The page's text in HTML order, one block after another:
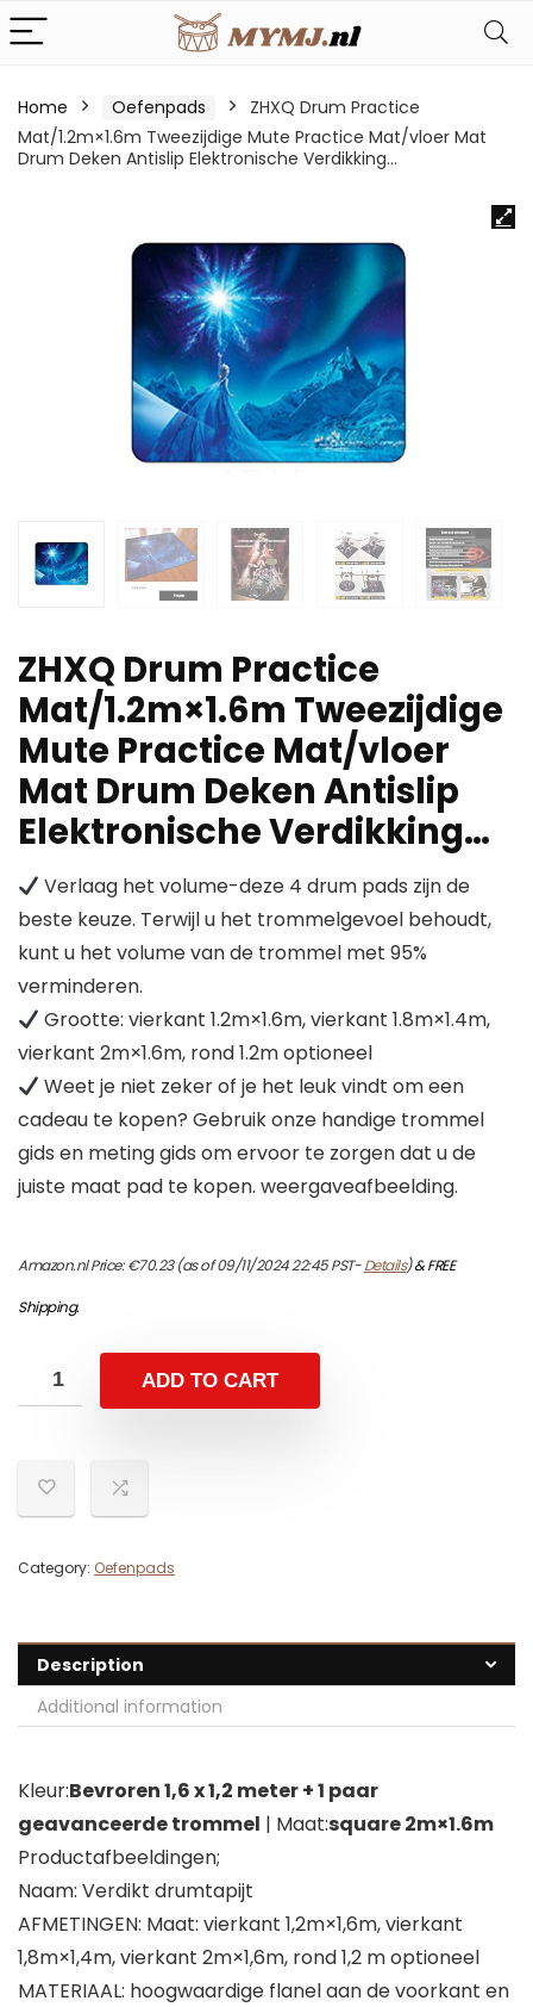
Home Oefenpads
ZHXQ Drum Practice
Mat/1.2m×1.6m Tweezijdige Mute Practice Mat/vloer Mat
Drum Deken Antislip Elektronische Verdikking…
ZHXQ Drum Practice
Mat/1.2m×1.6m Tweezijdige
Mute Practice Mat/vloer
Mat Drum Deken Antislip
Elektronische Verdikking…
Verlaag het volume-deze 4 drum pads zijn de
beste keuze. Terwijl u het trommelgevoel behoudt,
kunt u het volume van de trommel met 95%
verminderen.
Grootte: vierkant 1.2m×1.6m, vierkant 1.8m×1.4m,
vierkant 2m×1.6m, rond 1.2m optioneel
Weet je niet zeker of je het leuk vindt om een
cadeau te kopen? Gebruik onze handige trommel
gids en meting gids om ervoor te zorgen dat u de
juiste maat pad te kopen. weergaveafbeelding.
Amazon.nl Price:€70.23(as of 09/11/2024 22:45 PST-Details)&FREE
Shipping.
ADD TO CART
Category: Oefenpads
Description
Additional information
Kleur:Bevroren 1,6 x 1,2 meter + 1 paar
geavanceerde trommel | Maat:square 2m×1.6m
Productafbeeldingen;
Naam: Verdikt drumtapijt
AFMETINGEN: Maat: vierkant 1,2m×1,6m, vierkant
1,8m×1,4m, vierkant 2m×1,6m, rond 1,2 m optioneel
MATERIAAL: hoogwaardige flanel aan de voorkant en